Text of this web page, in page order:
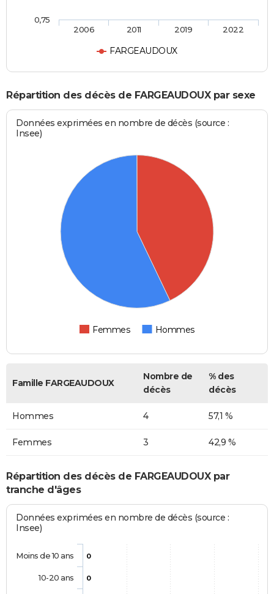
FARGEAUDOUX
2006 2011 2019 2022
0,75
Répartition des décès de FARGEAUDOUX par sexe
Données exprimées en nombre de décès (source :
Insee)
Femmes Hommes
Famille FARGEAUDOUX
Nombre de
décès
% des
décès
Hommes 4 57,1 %
Femmes 3 42,9 %
Répartition des décès de FARGEAUDOUX par
tranche d'âges
Données exprimées en nombre de décès (source :
Insee)
0
0
Moins de 10 ans
10-20 ans